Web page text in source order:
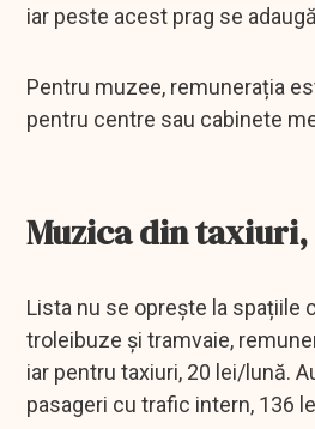
iar peste acest prag se
Pentru muzee, remunerația
pentru centre sau cabinete
Muzica din
Lista nu se oprește la spațiile
troleibuze și tramvaie,
iar pentru taxiuri, 20 lei/lună.
pasageri cu trafic intern, 136